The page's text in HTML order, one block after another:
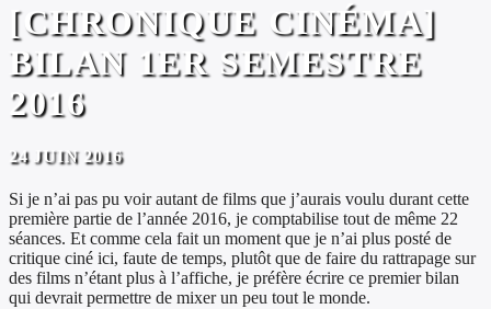
[CHRONIQUE CINÉMA]
BILAN 1ER SEMESTRE
2016
24 JUIN 2016
Si je n’ai pas pu voir autant de films que j’aurais voulu durant cette
première partie de l’année 2016, je comptabilise tout de même 22
séances. Et comme cela fait un moment que je n’ai plus posté de
critique ciné ici, faute de temps, plutôt que de faire du rattrapage sur
des films n’étant plus à l’affiche, je préfère écrire ce premier bilan
qui devrait permettre de mixer un peu tout le monde.